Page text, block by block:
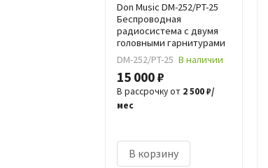
Don Music DM-252/PT-25
Беспроводная
радиосистема с двумя
головными гарнитурами
DM-252/PT-25 В наличии
15 000 ₽
В рассрочку от 2 500 ₽/
мес
В корзину